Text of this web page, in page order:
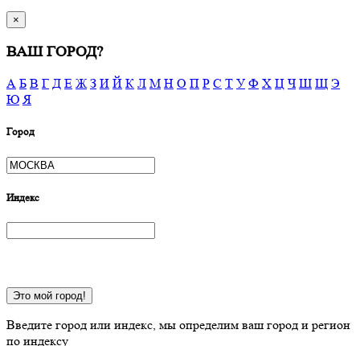
×
ВАШ ГОРОД?
А Б В Г Д Е Ж З И Й К Л М Н О П Р С Т У Ф Х Ц Ч Ш Щ Э
Ю Я
Город
Индекс
Это мой город!
Введите город или индекс, мы определим ваш город и регион
по индексу